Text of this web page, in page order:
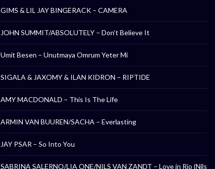
GIMS & LIL JAY BINGERACK – CAMERA
JOHN SUMMIT/ABSOLUTELY – Don’t Believe It
Umit Besen – Unutmaya Omrum Yeter Mi
SIGALA & JAXOMY & ILAN KIDRON – RIPTIDE
AMY MACDONALD – This Is The Life
ARMIN VAN BUUREN/SACHA – Everlasting
JAY PSAR – So Into You
SABRINA SALERNO/LIA ONE/NILS VAN ZANDT – Love in Rio (Nils